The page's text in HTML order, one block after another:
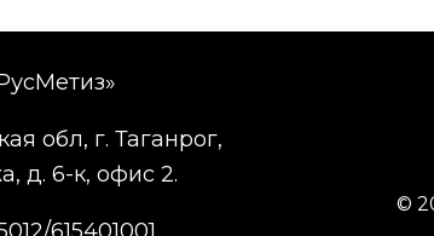
обл, г. Таганрог,
д. 6-к, офис 2.
©